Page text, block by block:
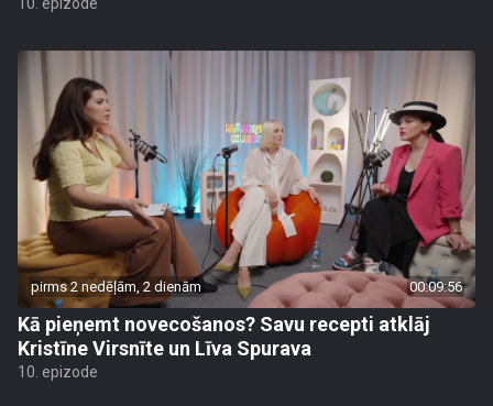
pirms 2 nedēļām, 2 dienām 00:09:56
Kā pieņemt novecošanos? Savu recepti atklāj
Kristīne Virsnīte un Līva Spurava
10. epizode